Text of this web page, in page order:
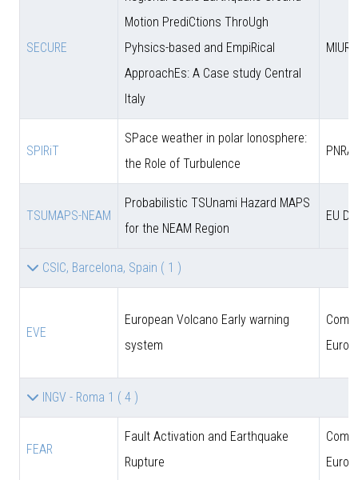
SECURE
Motion PrediCtions ThroUgh
Pyhsics-based and EmpiRical
ApproachEs: A Case study Central
Italy
MIUR
SPIRiT
SPace weather in polar Ionosphere:
the Role of Turbulence
PNRA
TSUMAPS-NEAM
Probabilistic TSUnami Hazard MAPS
for the NEAM Region
EU
CSIC, Barcelona, Spain ( 1 )
EVE
European Volcano Early warning
system
INGV - Roma 1 ( 4 )
FEAR
Fault Activation and Earthquake
Rupture